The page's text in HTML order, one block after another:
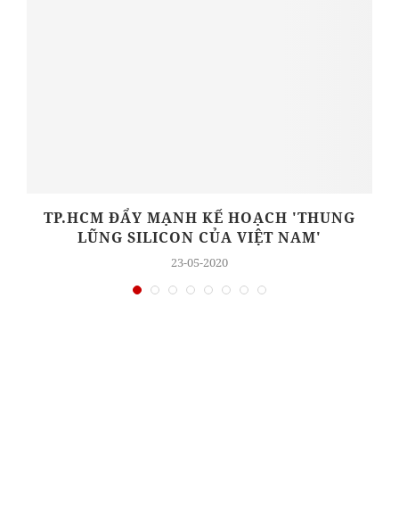
TP.HCM ĐẨY MẠNH KẾ HOẠCH 'THUNG
LŨNG SILICON CỦA VIỆT NAM'
23-05-2020